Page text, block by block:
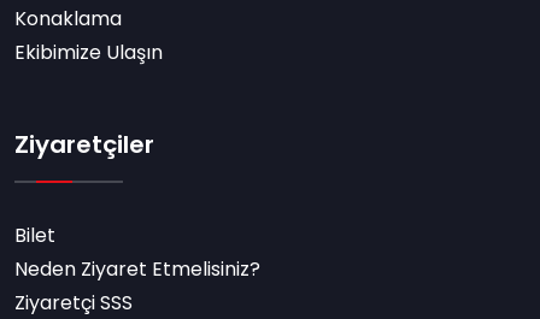
Konaklama
Ekibimize Ulaşın
Ziyaretçiler
Bilet
Neden Ziyaret Etmelisiniz?
Ziyaretçi SSS